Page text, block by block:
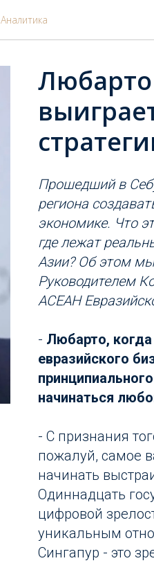
Аналитика
Прошедший в
региона
экономике. Что
где лежат
Азии? Об этом
Руководителем
АСЕАН
- Любарто,
евразийского
начинаться
- С признания
пожалуй, самое
начинать
Одиннадцать
цифровой
уникальным
Сингапур - это